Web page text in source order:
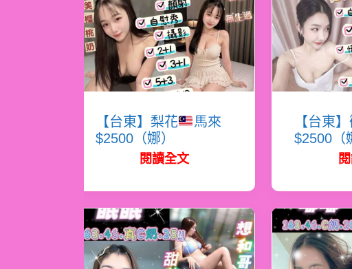
【台東】梨花
馬來
$2500（娜）
閱讀全文
【台東
$2500（